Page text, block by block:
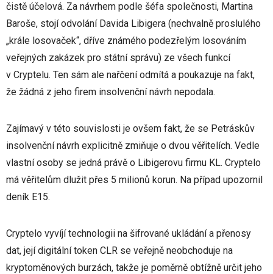
čistě účelová. Za návrhem podle šéfa společnosti, Martina
Baroše, stojí odvolání Davida Libigera (nechvalně proslulého
„krále losovaček“, dříve známého podezřelým losováním
veřejných zakázek pro státní správu) ze všech funkcí
v Cryptelu. Ten sám ale nařčení odmítá a poukazuje na fakt,
že žádná z jeho firem insolvenční návrh nepodala.
Zajímavý v této souvislosti je ovšem fakt, že se Petráskův
insolvenční návrh explicitně zmiňuje o dvou věřitelích. Vedle
vlastní osoby se jedná právě o Libigerovu firmu KL. Cryptelo
má věřitelům dlužit přes 5 milionů korun. Na případ upozornil
deník E15.
Cryptelo vyvíjí technologii na šifrované ukládání a přenosy
dat, její digitální token CLR se veřejně neobchoduje na
kryptoměnových burzách, takže je poměrně obtížně určit jeho